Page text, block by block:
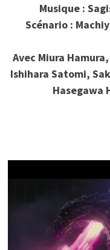
Musique :
Scénario :
Avec Miura
Ishihara Satomi,
Hasegawa